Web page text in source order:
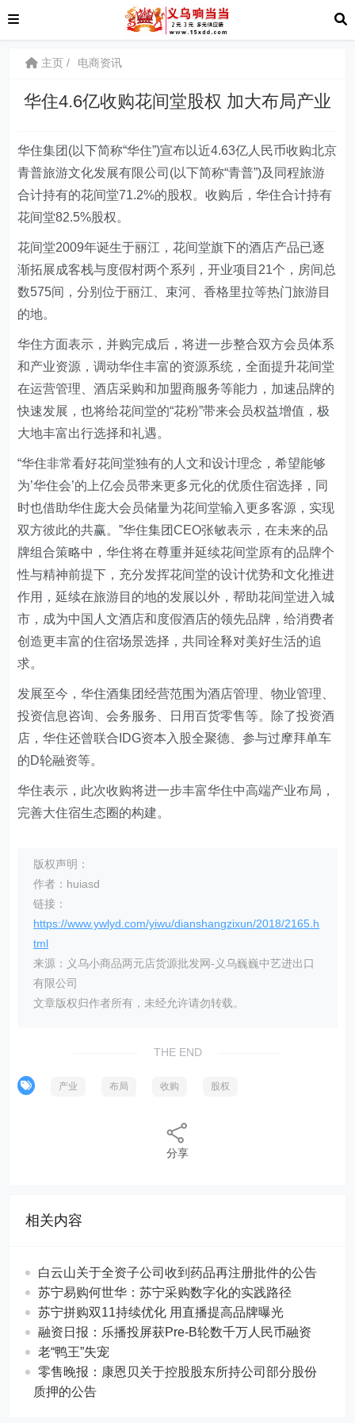
主页 电商资讯
华住4.6亿收购花间堂股权 加大布局产业
华住集团(以下简称“华住”)宣布以近4.63亿人民币收购北京
青普旅游文化发展有限公司(以下简称“青普”)及同程旅游
合计持有的花间堂71.2%的股权。收购后，华住合计持有
花间堂82.5%股权。
花间堂2009年诞生于丽江，花间堂旗下的酒店产品已逐
渐拓展成客栈与度假村两个系列，开业项目21个，房间总
数575间，分别位于丽江、束河、香格里拉等热门旅游目
的地。
华住方面表示，并购完成后，将进一步整合双方会员体系
和产业资源，调动华住丰富的资源系统，全面提升花间堂
在运营管理、酒店采购和加盟商服务等能力，加速品牌的
快速发展，也将给花间堂的“花粉”带来会员权益增值，极
大地丰富出行选择和礼遇。
“华住非常看好花间堂独有的人文和设计理念，希望能够
为’华住会’的上亿会员带来更多元化的优质住宿选择，同
时也借助华住庞大会员储量为花间堂输入更多客源，实现
双方彼此的共赢。”华住集团CEO张敏表示，在未来的品
牌组合策略中，华住将在尊重并延续花间堂原有的品牌个
性与精神前提下，充分发挥花间堂的设计优势和文化推进
作用，延续在旅游目的地的发展以外，帮助花间堂进入城
市，成为中国人文酒店和度假酒店的领先品牌，给消费者
创造更丰富的住宿场景选择，共同诠释对美好生活的追
求。
发展至今，华住酒集团经营范围为酒店管理、物业管理、
投资信息咨询、会务服务、日用百货零售等。除了投资酒
店，华住还曾联合IDG资本入股全聚德、参与过摩拜单车
的D轮融资等。
华住表示，此次收购将进一步丰富华住中高端产业布局，
完善大住宿生态圈的构建。
版权声明：
作者：huiasd
链接：
https://www.ywlyd.com/yiwu/dianshangzixun/2018/2165.h
tml
来源：义乌小商品两元店货源批发网-义乌巍巍中艺进出口
有限公司
文章版权归作者所有，未经允许请勿转载。
THE END
产业 布局 收购 股权
分享
相关内容
白云山关于全资子公司收到药品再注册批件的公告
苏宁易购何世华：苏宁采购数字化的实践路径
苏宁拼购双11持续优化 用直播提高品牌曝光
融资日报：乐播投屏获Pre-B轮数千万人民币融资
老“鸭王”失宠
零售晚报：康恩贝关于控股股东所持公司部分股份
质押的公告